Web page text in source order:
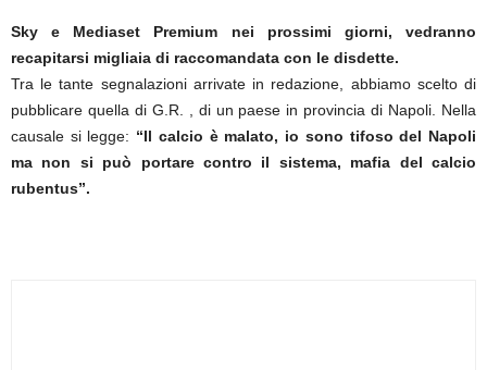
Sky e Mediaset Premium nei prossimi giorni, vedranno
recapitarsi migliaia di raccomandata con le disdette.
Tra le tante segnalazioni arrivate in redazione, abbiamo scelto di
pubblicare quella di G.R. , di un paese in provincia di Napoli. Nella
causale si legge: “Il calcio è malato, io sono tifoso del Napoli
ma non si può portare contro il sistema, mafia del calcio
rubentus”.